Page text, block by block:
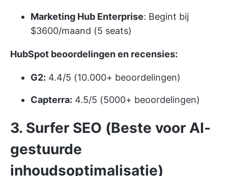
Marketing Hub Enterprise: Begint bij
$3600/maand (5 seats)
HubSpot beoordelingen en recensies:
G2: 4.4/5 (10.000+ beoordelingen)
Capterra: 4.5/5 (5000+ beoordelingen)
3. Surfer SEO (Beste voor AI-
gestuurde
inhoudsoptimalisatie)